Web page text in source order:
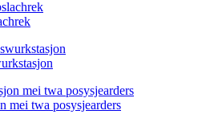
mei twa posysjearders